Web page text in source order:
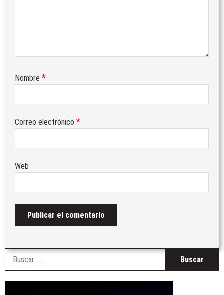
Nombre *
Correo electrónico *
Web